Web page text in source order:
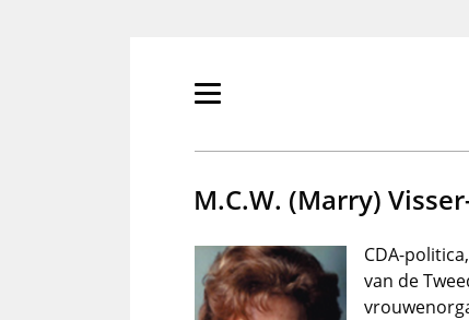
Primair
tonen/verbergen
M.C.W. (Marry)
CDA-
van de